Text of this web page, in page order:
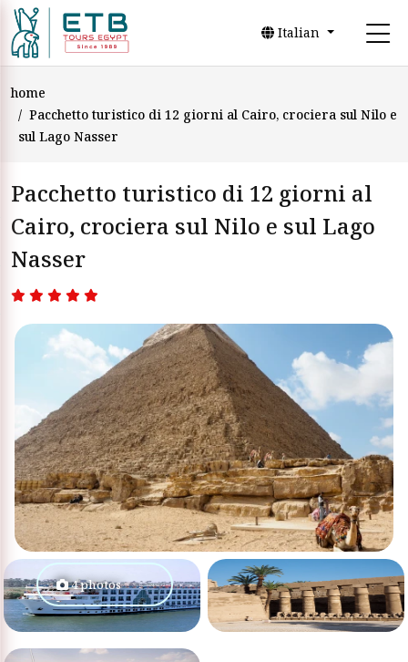
Italian
home
Pacchetto turistico di 12 giorni al Cairo, crociera sul Nilo e
sul Lago Nasser
Pacchetto turistico di 12 giorni al
Cairo, crociera sul Nilo e sul Lago
Nasser
4 photos